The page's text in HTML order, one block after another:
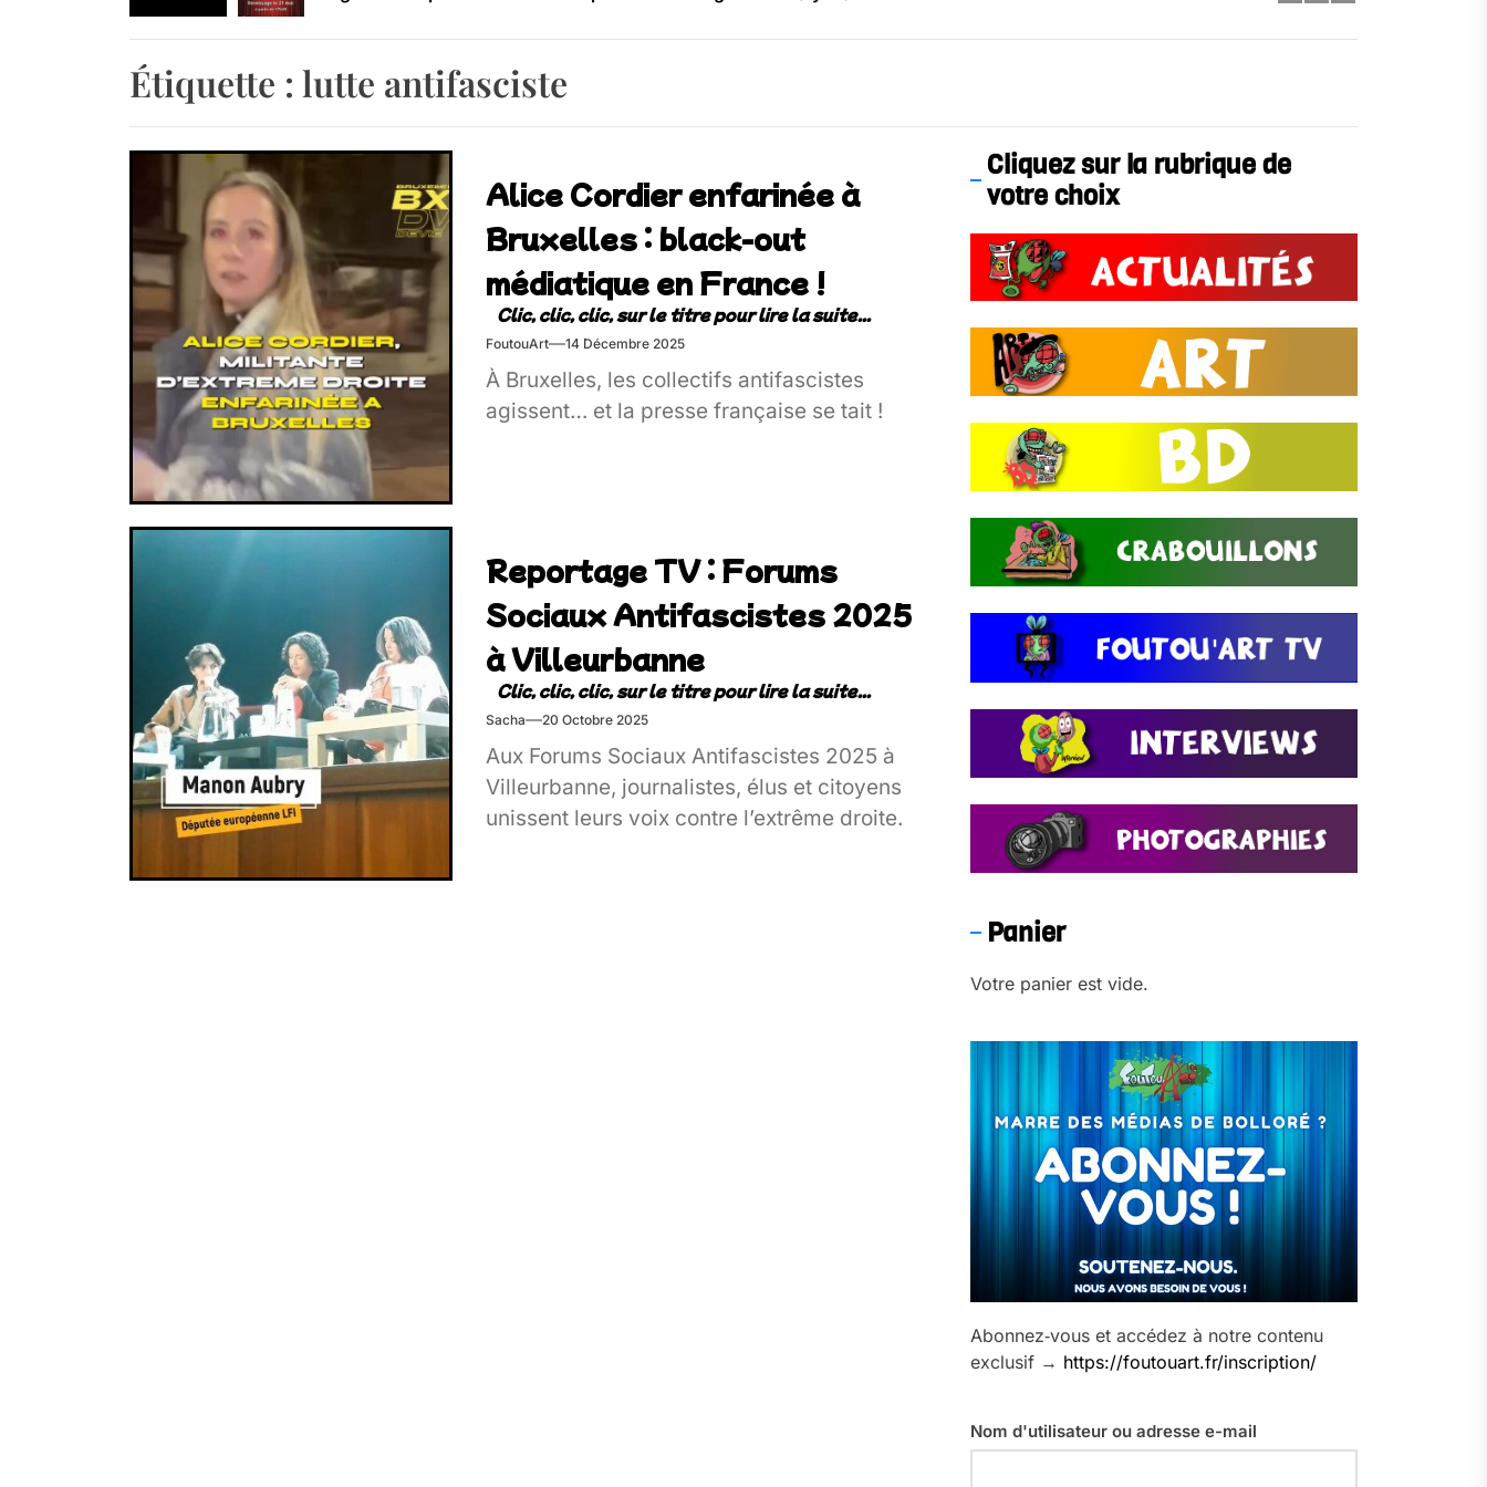
Retrouvez-nous au Bos’Tock Festival – Samedi 18 juillet (Vaulx-en-Velin)
Étiquette : lutte antifasciste
Alice Cordier enfarinée à
Bruxelles : black-out
médiatique en France !
FoutouArt 14 Décembre 2025
À Bruxelles, les collectifs antifascistes
agissent… et la presse française se tait !
Reportage TV : Forums
Sociaux Antifascistes 2025
à Villeurbanne
Sacha 20 Octobre 2025
Aux Forums Sociaux Antifascistes 2025 à
Villeurbanne, journalistes, élus et citoyens
unissent leurs voix contre l’extrême droite.
Cliquez sur la rubrique de
votre choix
Panier
Votre panier est vide.
Abonnez‑vous et accédez à notre contenu
exclusif → https://foutouart.fr/inscription/
Nom d'utilisateur ou adresse e-mail